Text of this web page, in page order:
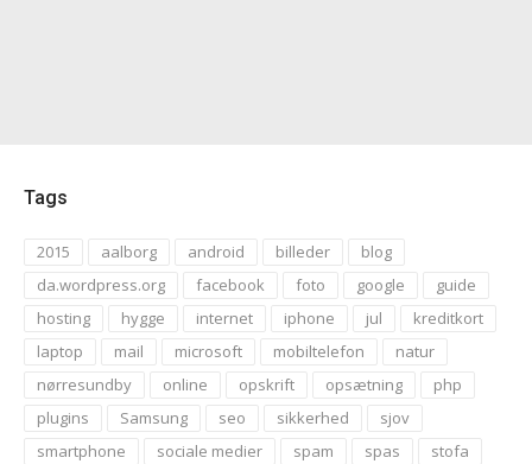
Tags
2015 aalborg android billeder
blog
da.wordpress.org
facebook foto google
guide
hosting
hygge internet iphone jul
kreditkort
laptop
mail microsoft mobiltelefon
natur
nørresundby
online opskrift opsætning
php
plugins
Samsung seo sikkerhed
sjov
smartphone
sociale medier spam spas stofa